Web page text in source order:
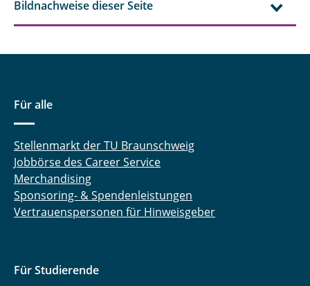
Bildnachweise dieser Seite
Für alle
Stellenmarkt der TU Braunschweig
Jobbörse des Career Service
Merchandising
Sponsoring- & Spendenleistungen
Vertrauenspersonen für Hinweisgeber
Für Studierende